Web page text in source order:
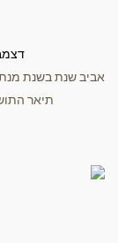
דצמבר 29, 2014
שנת בשנת מנתה
תיאר התושבים